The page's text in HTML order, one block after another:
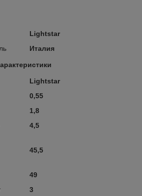
Lightstar
Италия
Lightstar
0,55
1,8
4,5
45,5
49
3